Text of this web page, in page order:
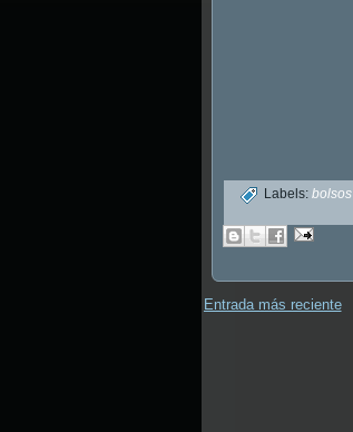
Labels: bolsos
Entrada más reciente